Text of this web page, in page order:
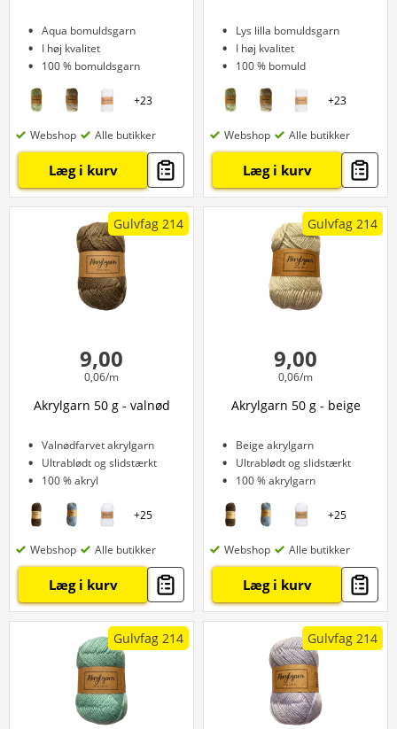
Aqua bomuldsgarn
I høj kvalitet
100 % bomuldsgarn
+23
Webshop Alle butikker
Læg i kurv
Lys lilla bomuldsgarn
I høj kvalitet
100 % bomuld
+23
Webshop Alle butikker
Læg i kurv
Gulvfag 214
9,00
0,06/m
Akrylgarn 50 g - valnød
Valnødfarvet akrylgarn
Ultrablødt og slidstærkt
100 % akryl
+25
Webshop Alle butikker
Læg i kurv
Gulvfag 214
9,00
0,06/m
Akrylgarn 50 g - beige
Beige akrylgarn
Ultrablødt og slidstærkt
100 % akrylgarn
+25
Webshop Alle butikker
Læg i kurv
Gulvfag 214 Gulvfag 214